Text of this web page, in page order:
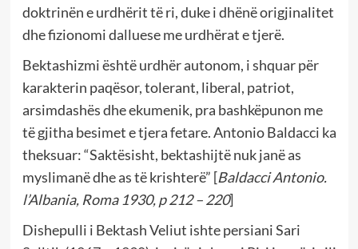
doktrinën e urdhërit të ri, duke i dhënë origjinalitet
dhe fizionomi dalluese me urdhërat e tjerë.
Bektashizmi është urdhër autonom, i shquar për
karakterin paqësor, tolerant, liberal, patriot,
arsimdashës dhe ekumenik, pra bashkëpunon me
të gjitha besimet e tjera fetare. Antonio Baldacci ka
theksuar: “Saktësisht, bektashijtë nuk janë as
myslimanë dhe as të krishterë” [Baldacci Antonio.
l’Albania, Roma 1930, p 212 – 220]
Dishepulli i Bektash Veliut ishte persiani Sari